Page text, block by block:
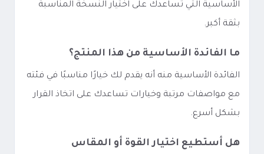
الأساسية التي تساعدك على اختيار النسخة المناسبة
بثقة أكبر.
ما الفائدة الأساسية من هذا المنتج؟
الفائدة الأساسية منه أنه يقدم لك خيارًا مناسبًا في فئته
مع مواصفات مرتبة وخيارات تساعدك على اتخاذ القرار
بشكل أسرع.
هل أستطيع اختيار القوة أو المقاس